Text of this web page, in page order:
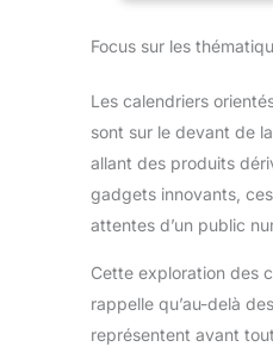
les semaines du
bords pliés soient
gratuit ! Par amour
premium 140g/m²
imprimé dans le
papier permet
calendrier
Focus sur les
Les calendriers
sont sur le devant de
allant des produits
gadgets innovants,
attentes d’un public
Cette exploration des
rappelle qu’au-delà
représentent avant